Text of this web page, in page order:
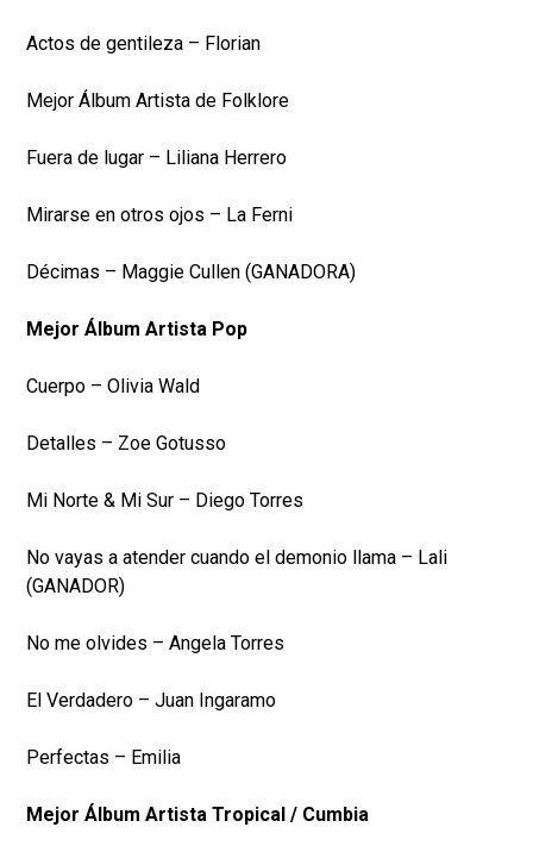
Actos de gentileza – Florian
Mejor Álbum Artista de Folklore
Fuera de lugar – Liliana Herrero
Mirarse en otros ojos – La Ferni
Décimas – Maggie Cullen (GANADORA)
Mejor Álbum Artista Pop
Cuerpo – Olivia Wald
Detalles – Zoe Gotusso
Mi Norte & Mi Sur – Diego Torres
No vayas a atender cuando el demonio llama – Lali
(GANADOR)
No me olvides – Angela Torres
El Verdadero – Juan Ingaramo
Perfectas – Emilia
Mejor Álbum Artista Tropical / Cumbia